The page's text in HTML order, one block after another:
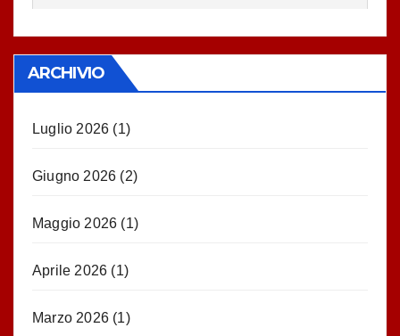
ARCHIVIO
Luglio 2026 (1)
Giugno 2026 (2)
Maggio 2026 (1)
Aprile 2026 (1)
Marzo 2026 (1)